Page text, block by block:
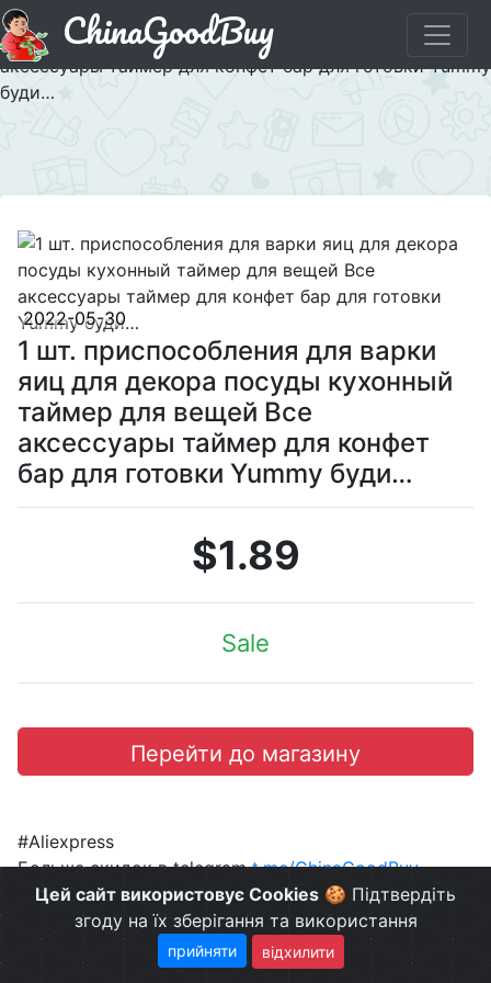
Придбати 1 шт. приспособления для варки яиц для
декора посуды кухонный таймер для вещей Все
аксессуары таймер для конфет бар для готовки Yummy
буди…
ChinaGoodBuy
2022-05-30
1 шт. приспособления для варки
яиц для декора посуды кухонный
таймер для вещей Все
аксессуары таймер для конфет
бар для готовки Yummy буди…
$1.89
Sale
Перейти до магазину
#Aliexpress
Больше скидок в telegramt.me/ChinaGoodBuy
Цей сайт використовує Cookies 🍪 Підтвердіть
згоду на їх зберігання та використання
прийняти відхилити